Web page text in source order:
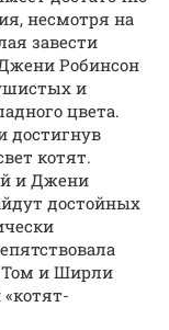
несмотря на
завести
Робинсон
и
цвета.
достигнув
котят.
и Джени
достойных
и Ширли